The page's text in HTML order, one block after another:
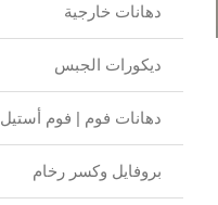
دهانات خارجية
ديكورات الجبس
دهانات فوم | فوم أستيل
بروفايل وكسر رخام